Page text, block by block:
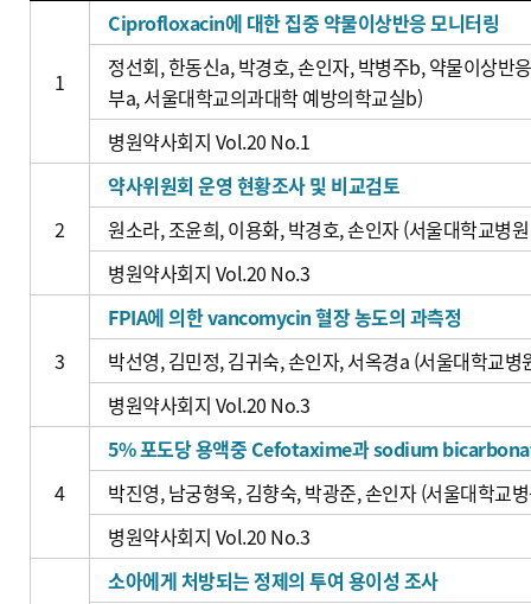
1
Ciprofloxacin에 대한 집중 약물이상반응 모니터링
정선회, 한동신a, 박경호, 손인자, 박병주b, 약물이상반
부a, 서울대학교의과대학 예방의학교실b)
병원약사회지 Vol.20 No.1
2
약사위원회 운영 현황조사 및 비교검토
원소라, 조윤희, 이용화, 박경호, 손인자 (서울대학교병
병원약사회지 Vol.20 No.3
3
FPIA에 의한 vancomycin 혈장 농도의 과측정
박선영, 김민정, 김귀숙, 손인자, 서옥경a (서울대학교
병원약사회지 Vol.20 No.3
4
5% 포도당 용액중 Cefotaxime과 sodium
박진영, 남궁형욱, 김향숙, 박광준, 손인자 (서울대학교
병원약사회지 Vol.20 No.3
소아에게 처방되는 정제의 투여 용이성 조사